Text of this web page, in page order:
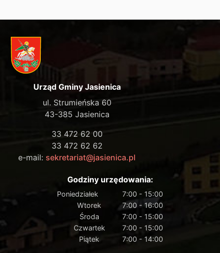
Urząd Gminy Jasienica
ul. Strumieńska 60
43-385 Jasienica
33 472 62 00
33 472 62 62
e-mail: sekretariat@jasienica.pl
Godziny urzędowania:
Poniedziałek
7:00 - 15:00
Wtorek
7:00 - 16:00
Środa
7:00 - 15:00
Czwartek
7:00 - 15:00
Piątek
7:00 - 14:00